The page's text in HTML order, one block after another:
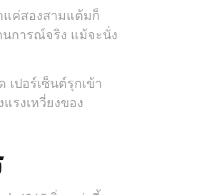
แค่สองสามแต้มก็
นการณ์จริง แม้จะนั่ง
ปอร์เซ็นต์รุกเข้า
รงเหวี่ยงของ